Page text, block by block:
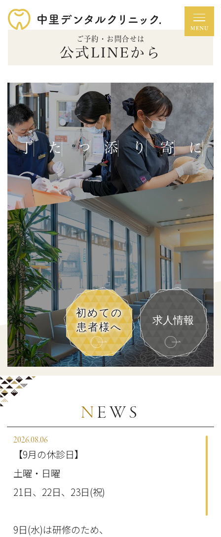
ご予約・お問合せは
公式LINEから
先端の
歯科治療を通じて
患者様の笑顔を
お守りします 一人ひとりに
寄り添った 快適で過ごしやすい
リラックスできる
歯科医院として
初めての
患者様へ
求人情報
NEWS
2026.08.06
【9月の休診日】
土曜・日曜
21日、22日、23日(祝)
9日(水)は研修のため、